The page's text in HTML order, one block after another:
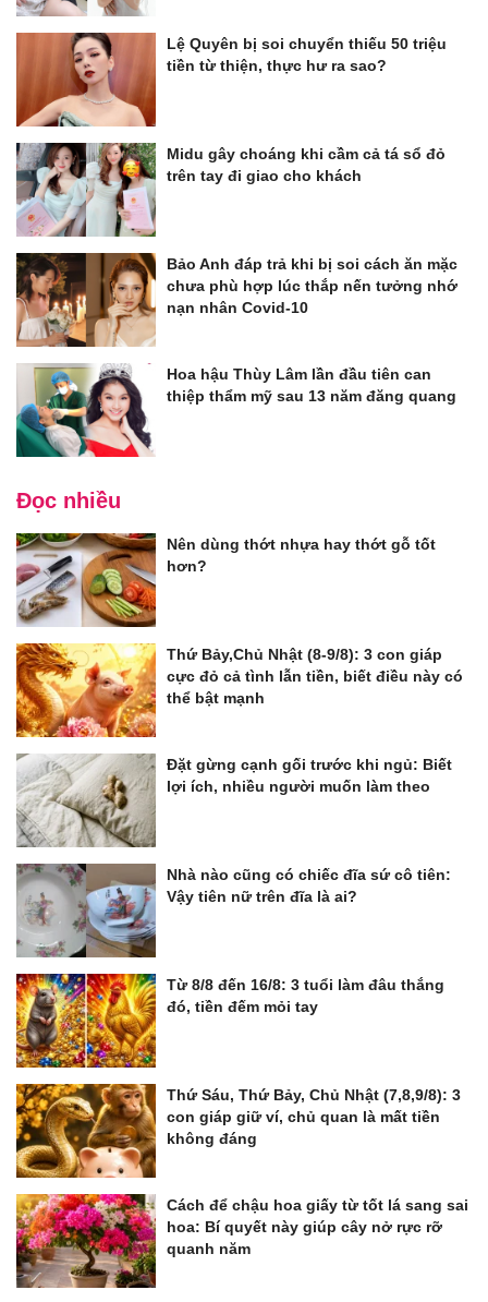
Lệ Quyên bị soi chuyển thiếu 50 triệu
tiền từ thiện, thực hư ra sao?
Midu gây choáng khi cầm cả tá sổ đỏ
trên tay đi giao cho khách
Bảo Anh đáp trả khi bị soi cách ăn mặc
chưa phù hợp lúc thắp nến tưởng nhớ
nạn nhân Covid-10
Hoa hậu Thùy Lâm lần đầu tiên can
thiệp thẩm mỹ sau 13 năm đăng quang
Đọc nhiều
Nên dùng thớt nhựa hay thớt gỗ tốt
hơn?
Thứ Bảy,Chủ Nhật (8-9/8): 3 con giáp
cực đỏ cả tình lẫn tiền, biết điều này có
thể bật mạnh
Đặt gừng cạnh gối trước khi ngủ: Biết
lợi ích, nhiều người muốn làm theo
Nhà nào cũng có chiếc đĩa sứ cô tiên:
Vậy tiên nữ trên đĩa là ai?
Từ 8/8 đến 16/8: 3 tuổi làm đâu thắng
đó, tiền đếm mỏi tay
Thứ Sáu, Thứ Bảy, Chủ Nhật (7,8,9/8): 3
con giáp giữ ví, chủ quan là mất tiền
không đáng
Cách để chậu hoa giấy từ tốt lá sang sai
hoa: Bí quyết này giúp cây nở rực rỡ
quanh năm